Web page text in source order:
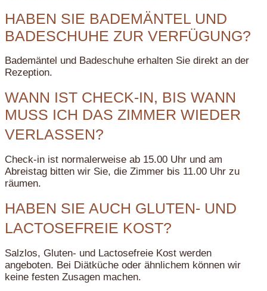
HABEN SIE BADEMÄNTEL UND
BADESCHUHE ZUR VERFÜGUNG?
Bademäntel und Badeschuhe erhalten Sie direkt an der
Rezeption.
WANN IST CHECK-IN, BIS WANN
MUSS ICH DAS ZIMMER WIEDER
VERLASSEN?
Check-in ist normalerweise ab 15.00 Uhr und am
Abreistag bitten wir Sie, die Zimmer bis 11.00 Uhr zu
räumen.
HABEN SIE AUCH GLUTEN- UND
LACTOSEFREIE KOST?
Salzlos, Gluten- und Lactosefreie Kost werden
angeboten. Bei Diätküche oder ähnlichem können wir
keine festen Zusagen machen.